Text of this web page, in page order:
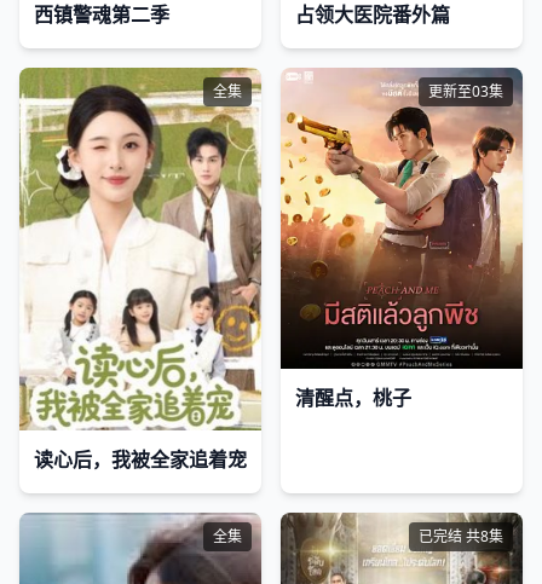
西镇警魂第二季 占领大医院番外篇
全集
读心后，我被全家追着宠
更新至03集
清醒点，桃子
全集 已完结 共8集